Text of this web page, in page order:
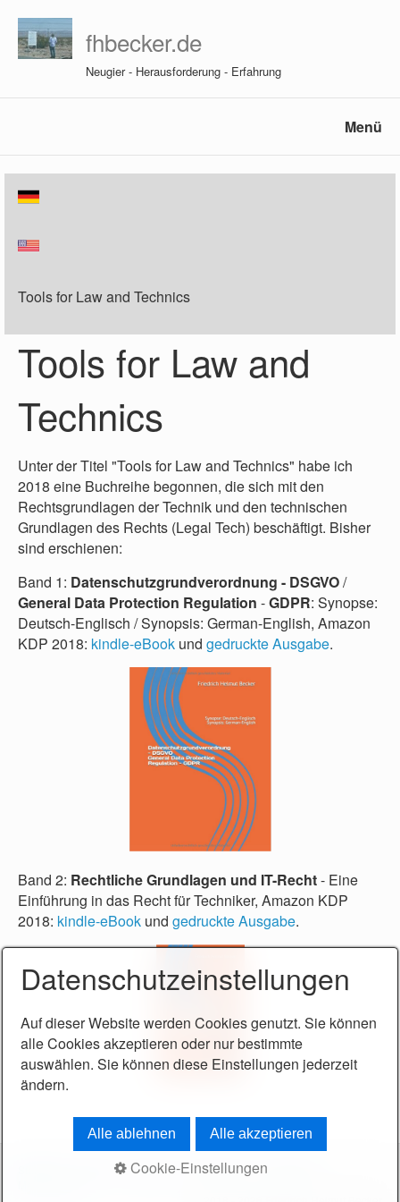
fhbecker.de
Neugier - Herausforderung - Erfahrung
Menü
Tools for Law and Technics
Tools for Law and
Technics
Unter der Titel "Tools for Law and Technics" habe ich
2018 eine Buchreihe begonnen, die sich mit den
Rechtsgrundlagen der Technik und den technischen
Grundlagen des Rechts (Legal Tech) beschäftigt. Bisher
sind erschienen:
Band 1: Datenschutzgrundverordnung - DSGVO/
General Data Protection Regulation -GDPR: Synopse:
Deutsch-Englisch / Synopsis: German-English, Amazon
KDP 2018: kindle-eBook und gedruckte Ausgabe.
Band 2: Rechtliche Grundlagen und IT-Recht- Eine
Einführung in das Recht für Techniker, Amazon KDP
2018: kindle-eBook und gedruckte Ausgabe.
Impressum Datenschutz
Philosophie
Datenschutzeinstellungen
Auf dieser Website werden Cookies genutzt. Sie können
alle Cookies akzeptieren oder nur bestimmte
auswählen. Sie können diese Einstellungen jederzeit
ändern.
Alle ablehnen Alle akzeptieren
Cookie-Einstellungen